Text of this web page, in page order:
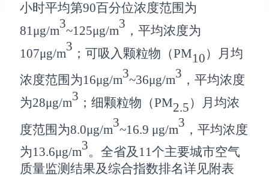
小时平均第90百分位浓度范围为
81 μg/m3~125μg/m3 ，平均浓度为
107μg/m3 ；可吸入 颗粒物（PM10）月均
浓度范围为16μg/m3~36μg/m3 ，平均浓度
为28μg/m3 ；细颗粒物（PM2.5）月均浓
度范围为8.0μg/m3~16.9 μg/m3 ，平均浓度
为13.6μg/m3。全省及 11个主要城市空气
质量监测结果及综合指数排名详见附表